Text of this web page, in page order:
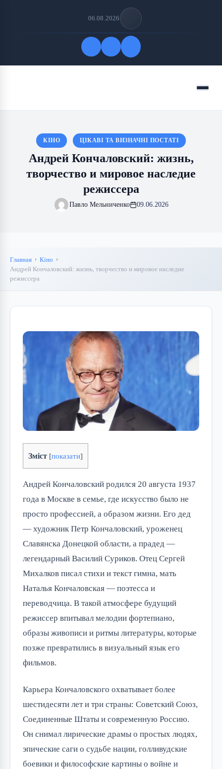
06.08.2026
Меню
КІНО ЦІКАВІ ТА ВИЗНАЧНІ ПОСТАТІ
Андрей Кончаловский: жизнь,
творчество и мировое наследие
режиссера
Павло Мельниченко 09.06.2026
Главная
Кіно
Андрей Кончаловский: жизнь, творчество и мировое наследие
режиссера
Зміст [показати]
Андрей Кончаловский родился 20 августа 1937
года в Москве в семье, где искусство было не
просто профессией, а образом жизни. Его дед
— художник Петр Кончаловский, уроженец
Славянска Донецкой области, а прадед —
легендарный Василий Суриков. Отец Сергей
Михалков писал стихи и текст гимна, мать
Наталья Кончаловская — поэтесса и
переводчица. В такой атмосфере будущий
режиссер впитывал мелодии фортепиано,
образы живописи и ритмы литературы, которые
позже превратились в визуальный язык его
фильмов.
Карьера Кончаловского охватывает более
шестидесяти лет и три страны: Советский Союз,
Соединенные Штаты и современную Россию.
Он снимал лирические драмы о простых людях,
эпические саги о судьбе нации, голливудские
боевики и философские картины о войне и